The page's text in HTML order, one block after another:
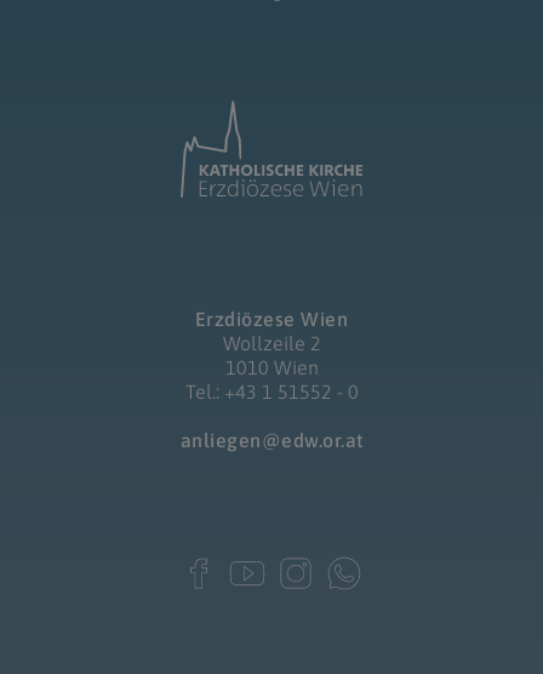
Erzdiözese Wien
Wollzeile 2
1010 Wien
Tel.: +43 1 51552 - 0
anliegen@edw.or.at